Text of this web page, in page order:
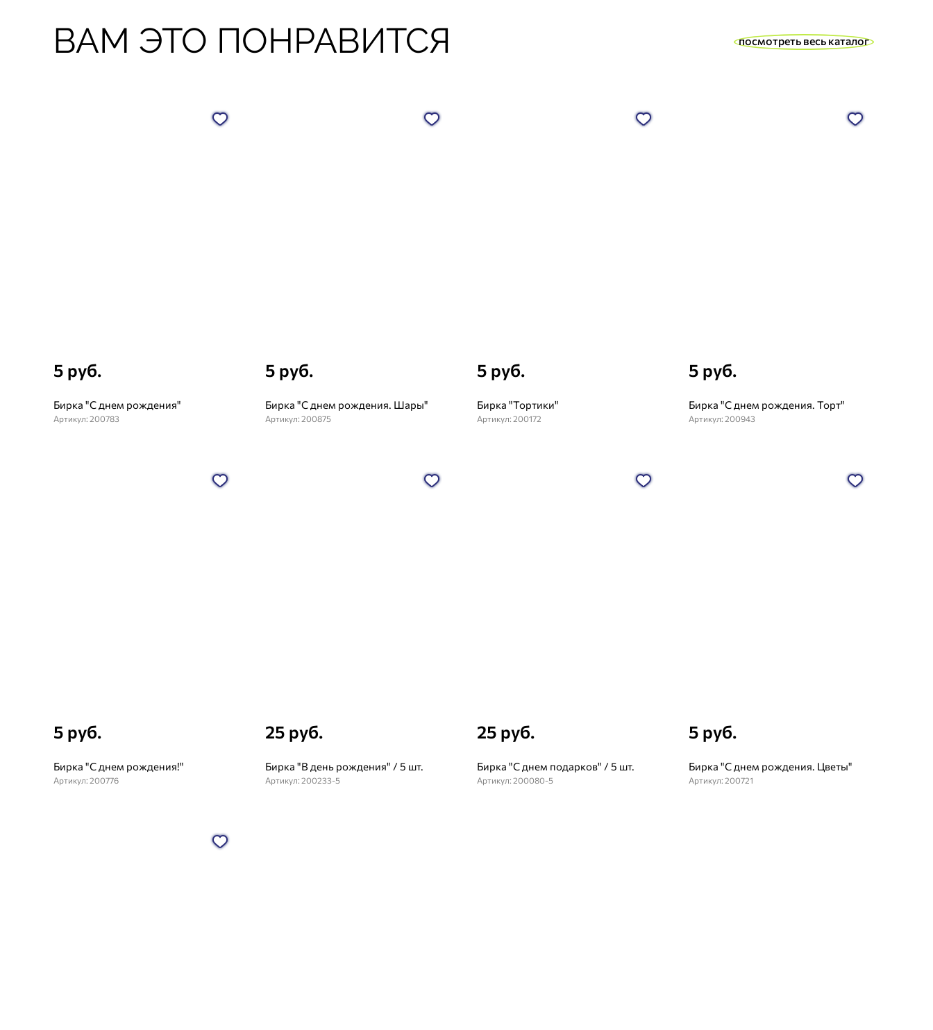
ВАМ ЭТО ПОНРАВИТСЯ посмотреть весь каталог
5 руб.
Бирка "С днем рождения"
Артикул: 200783
5 руб.
Бирка "С днем рождения. Шары"
Артикул: 200875
5 руб.
Бирка "Тортики"
Артикул: 200172
5 руб.
Бирка "С днем рождения. Торт"
Артикул: 200943
5 руб.
Бирка "С днем рождения!"
Артикул: 200776
25 руб.
Бирка "В день рождения" / 5 шт.
Артикул: 200233-5
25 руб.
Бирка "С днем подарков" / 5 шт.
Артикул: 200080-5
5 руб.
Бирка "С днем рождения. Цветы"
Артикул: 200721